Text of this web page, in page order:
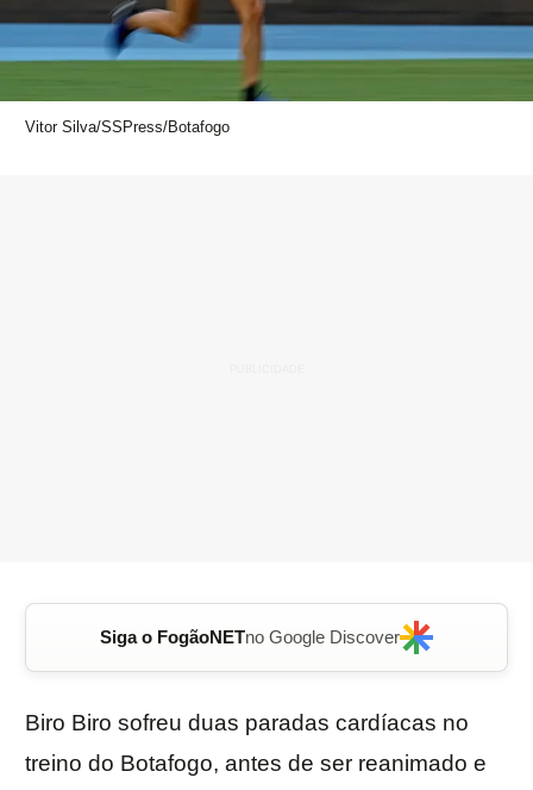
Vitor Silva/SSPress/Botafogo
Siga o FogãoNETno Google Discover
Biro Biro sofreu duas paradas cardíacas no
treino do Botafogo, antes de ser reanimado e